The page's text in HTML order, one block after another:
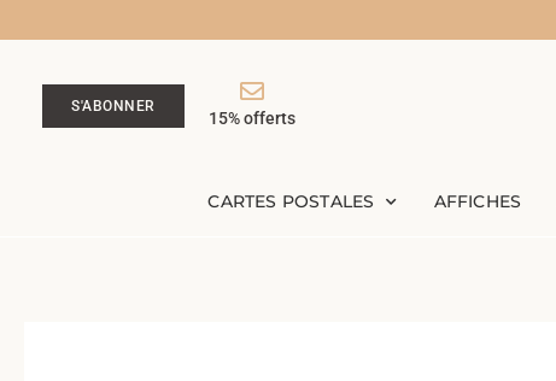
S'ABONNER
15% offerts
CARTES POSTALES AFFICHES